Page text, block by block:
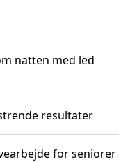
natten med led
resultater
for seniorer